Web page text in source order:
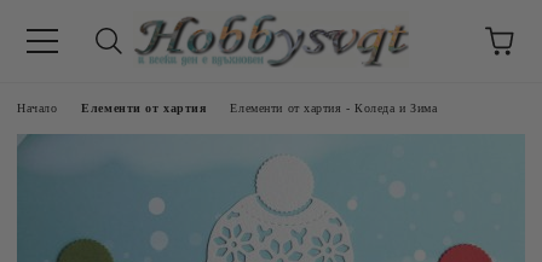
Начало Елементи от хартия Елементи от хартия - Коледа и Зима